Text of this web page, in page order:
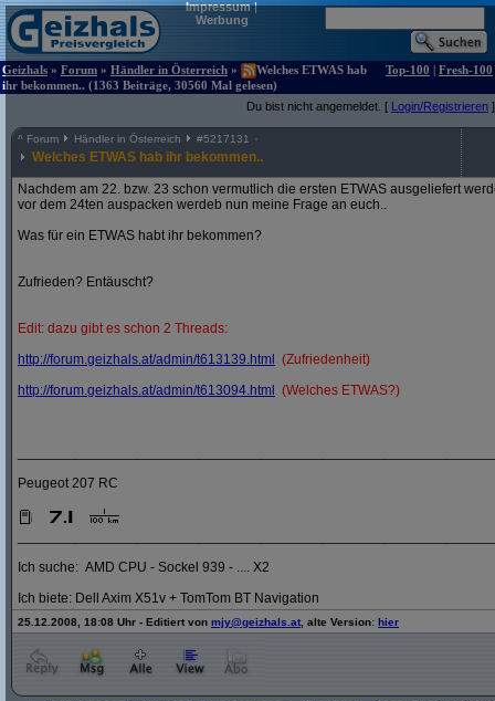
Impressum|
Werbung
Geizhals » Forum » Händler in Österreich »
Welches ETWAS hab
ihr bekommen.. (1363 Beiträge, 30560 Mal gelesen)
Top-100 | Fresh-100
Du bist nicht angemeldet. [ Login/Registrieren ]
^ Forum Händler in Österreich #5217131
Welches ETWAS hab ihr bekommen..
Nachdem am 22. bzw. 23 schon vermutlich die ersten ETWAS ausgeliefert
vor dem 24ten auspacken werdeb nun meine Frage an euch..
Was für ein ETWAS habt ihr bekommen?
Zufrieden? Entäuscht?
Edit: dazu gibt es schon 2 Threads:
http://forum.geizhals.at/admin/t613139.html
(Zufriedenheit)
http://forum.geizhals.at/admin/t613094.html (Welches ETWAS?)
Peugeot 207 RC
Ich suche: AMD CPU - Sockel 939 - .... X2
Ich biete: Dell Axim X51v + TomTom BT Navigation
25.12.2008, 18:08 Uhr - Editiert von mjy@geizhals.at , alte Version: hier